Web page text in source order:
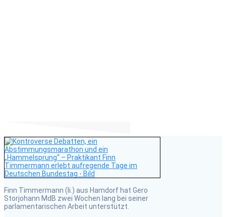
Finn Timmermann (li.) aus Hamdorf hat Gero
Storjohann MdB zwei Wochen lang bei seiner
parlamentarischen Arbeit unterstützt.